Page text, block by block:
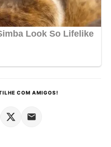
COM AMIGOS!